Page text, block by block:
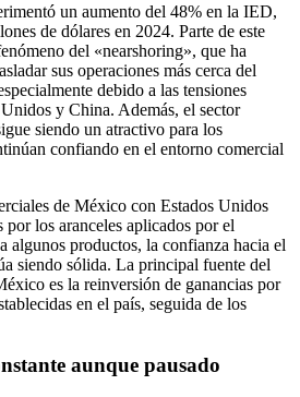
un aumento del 48% en la IED,
de dólares en 2024. Parte de este
del «nearshoring», que ha
sus operaciones más cerca del
debido a las tensiones
y China. Además, el sector
siendo un atractivo para los
confiando en el entorno comercial
de México con Estados Unidos
los aranceles aplicados por el
algunos productos, la confianza hacia el
siendo sólida. La principal fuente del
es la reinversión de ganancias por
en el país, seguida de los
aunque pausado